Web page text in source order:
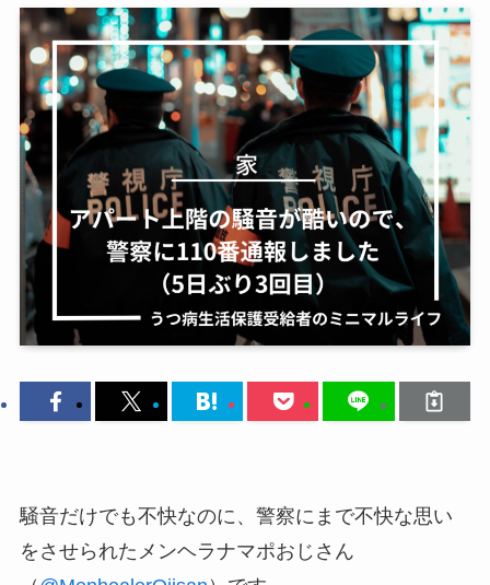
騒音だけでも不快なのに、警察にまで不快な思い
をさせられたメンヘラナマポおじさん